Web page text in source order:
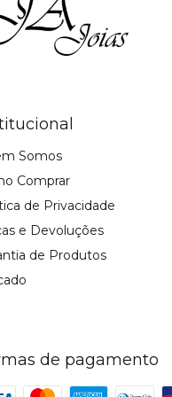
Somos
Comprar
de Privacidade
e Devoluções
de Produtos
de pagamento